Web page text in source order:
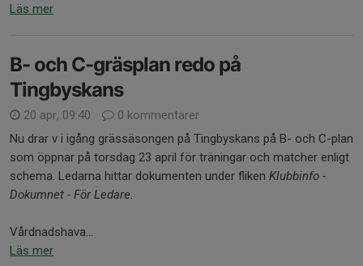
Läs mer
B- och C-gräsplan redo på
Tingbyskans
20 apr, 09:40
0 kommentarer
Nu drar v i igång grässäsongen på Tingbyskans på B- och C-plan
som öppnar på torsdag 23 april för träningar och matcher enligt
schema. Ledarna hittar dokumenten under fliken Klubbinfo -
Dokumnet - För Ledare.
Vårdnadshava...
Läs mer